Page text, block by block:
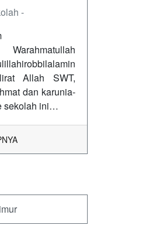
-
Allah SWT,
dan karunia-
sekolah ini…